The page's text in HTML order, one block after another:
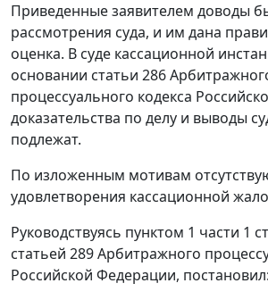
Приведенные заявителем доводы
рассмотрения суда, и им дана
оценка. В суде кассационной
основании статьи 286
процессуального кодекса
доказательства по делу и выводы
подлежат.
По изложенным мотивам
удовлетворения кассационной
Руководствуясь пунктом 1 части 1
статьей 289Арбитражного
Российской Федерации, постановил: